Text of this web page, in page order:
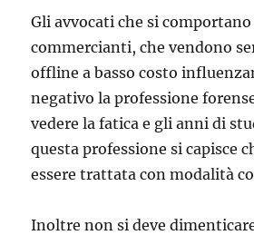
Gli avvocati che si
commercianti, che vendono
offline a basso costo
negativo la professione
vedere la fatica e gli anni di
questa professione si capisce
essere trattata con modalità
Inoltre non si deve